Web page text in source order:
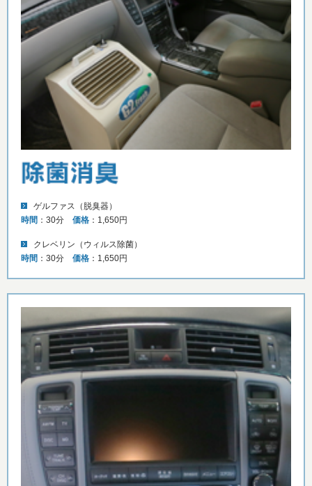
ゲルファス（脱臭器）
時間 ：30分 価格 ：1,650円
クレベリン（ウィルス除菌）
時間 ：30分 価格 ：1,650円